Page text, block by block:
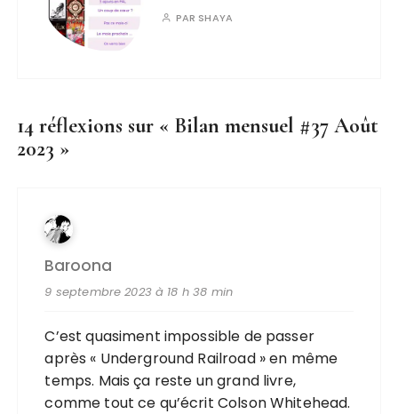
PAR SHAYA
14 réflexions sur « Bilan mensuel #37 Août
2023 »
Baroona
9 septembre 2023 à 18 h 38 min
C’est quasiment impossible de passer
après « Underground Railroad » en même
temps. Mais ça reste un grand livre,
comme tout ce qu’écrit Colson Whitehead.